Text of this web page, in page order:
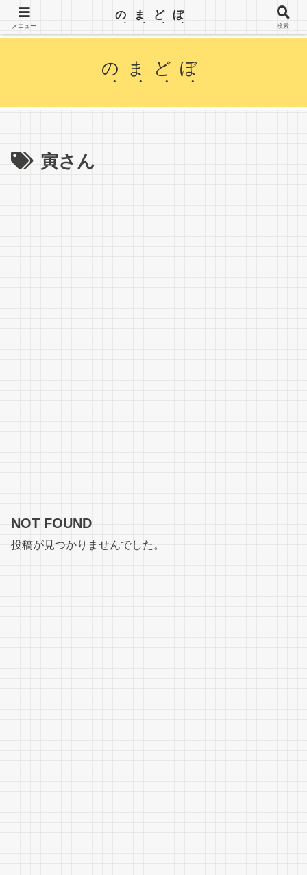
【のまどぼ】手が届くセミリタイア生活・アーリーリタイア・週３日働いて、半分休む。wifiとPC
を持って、場所にこだわらずノマド生活を楽しみます。
のまどぼ
寅さん
NOT FOUND
投稿が見つかりませんでした。
メニュー
のまどぼ
検索